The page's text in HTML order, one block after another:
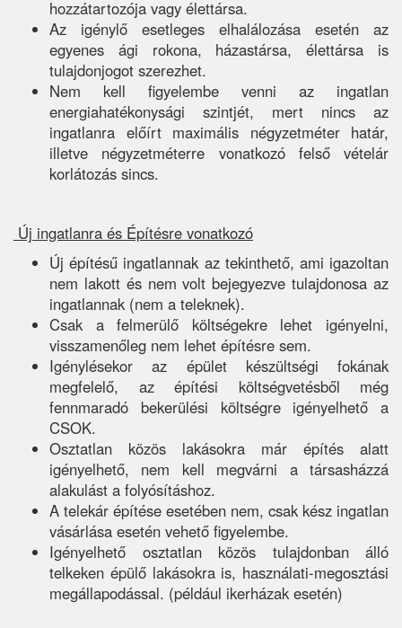
hozzátartozója vagy élettársa.
Az igénylő esetleges elhalálozása esetén az
egyenes ági rokona, házastársa, élettársa is
tulajdonjogot szerezhet.
Nem kell figyelembe venni az ingatlan
energiahatékonysági szintjét, mert nincs az
ingatlanra előírt maximális négyzetméter határ,
illetve négyzetméterre vonatkozó felső vételár
korlátozás sincs.
Új ingatlanra és Építésre vonatkozó
Új építésű ingatlannak az tekinthető, ami igazoltan
nem lakott és nem volt bejegyezve tulajdonosa az
ingatlannak (nem a teleknek).
Csak a felmerülő költségekre lehet igényelni,
visszamenőleg nem lehet építésre sem.
Igénylésekor az épület készültségi fokának
megfelelő, az építési költségvetésből még
fennmaradó bekerülési költségre igényelhető a
CSOK.
Osztatlan közös lakásokra már építés alatt
igényelhető, nem kell megvárni a társasházzá
alakulást a folyósításhoz.
A telekár építése esetében nem, csak kész ingatlan
vásárlása esetén vehető figyelembe.
Igényelhető osztatlan közös tulajdonban álló
telkeken épülő lakásokra is, használati-megosztási
megállapodással. (például ikerházak esetén)